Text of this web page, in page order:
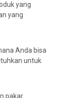
yang
yang
Anda bisa
untuk
pakar